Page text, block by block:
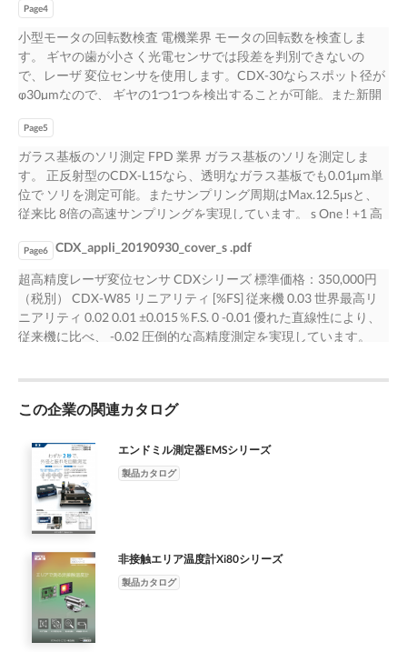
定値をもとに制御することが可能です。さらに新開発の受光素子
ATMOSはフィードバックレスの高速シャッターを実現している
ので、 金属光沢面や凸凹がある場合でも、一瞬の測定不能や応
答の遅れが ない測定を実現しています。 s One ! +1 安定性 型
式：CDX-W150 測定距離：150±40mm 一瞬の測定不能をなくす
分 解 能：0.2μm フィードバックレスの高速シャッター トランス
ミッション部分の 自動車業界 平坦度測定 トランスミッション部
分の平坦度を測定します。 従来は接触式の変位センサでないと
必要な精度が得られません でしたが、世界最高リニアリティの
CDXなら非接触でも高精度測定が 可能。接触式の欠点である
「耐久性」や「メンテナンス性」の問題を 非接触測定により解
決しています。 s One ! +1 耐久性 型 式：CDX-W85 メンテナンス
性 測定距離：85±20mm 接触式に比べ、 分 解 能：0.1μm 耐久
性・メンテナンス性を向上 Plu Plu Plu
測定距離：85±20mm クラス1レーザで 分 解 能：0.1μm 目の安全
性を確保 大径ドリルのフレ量測定 機械業界 大径ドリルのフレ量
を測定します。 フレ量が大きいと加工精度が著しく低下してし
まいますが、CDXで 測定することにより精度低下の予知保全を
実現します。またサンプ リング周期がMax.12.5μsと当社従来比8
で回転するワークでも確実に 変位量をとらえることが可能で
す。 s One ! +1 高速 型 式：CDX-W30 測定距離：30±5mm サン
プリング周期 分 解 能：0.05μm Max.12.5μs 引張圧縮試験機の 機
械業界 静的試験 試験片の伸び量の測定を行います。 CDXは測定
距離85mmで0.1μmと高分解能なので、わずかな変位量 でも測定
が可能。もし2台のセンサで測定する場合でも、新機能「同時 測
定機能」により正確に同じタイミングで測定することができ、タ
イ ミングのズレなく測定値を取得することができるようになり
ました。 s One ! +1 多機能 型 式：CDX-W85 測定距離：
85±20mm 「同時測定機能」で 分 解 能：0.1μm 2台の測定タイミ
ングを簡単同期 Plu Plu Plu
Page4
小型モータの回転数検査 電機業界 モータの回転数を検査しま
す。 ギヤの歯が小さく光電センサでは段差を判別できないの
で、レーザ 変位センサを使用します。CDX-30ならスポット径が
φ30μmなので、 ギヤの1つ1つを検出することが可能。また新開
実現しているので、 一瞬の測定不能や応答の遅れがない測定を
実現しています。 s One ! 型 式 1：CDX-30 + 測定距離 安定性：
30±5mm 分 解 能：0.05μm 一瞬の測定不能をなくす スポット
径：φ30μm フィードバックレスの高速シャッター モータの振動
量測定 電機業界 モータが正確に組立てられているかどうかを検
確に組立てられて いない場合に発生するシャフトやボディの振
CDX-W30 測定距離：30±5mm サンプリング周期 分 解 能：
0.05μm Max.12.5μs 大型ガラスの高さ測定 FPD 業界 大型ガラス
の高さをスキャンしながら測定します。 CDXではサンプリング
周期がMax.12.5μsと、当社従来比8分の1に 高速化。従来品では
なら1秒で全周をスキャンすることが可能です。 s One ! +1 高速
型 式：CDX-L15 測定距離：15±1mm サンプリング周期 分 解
能：0.01μm Max.12.5μs Plu Plu Plu
Page5
ガラス基板のソリ測定 FPD 業界 ガラス基板のソリを測定しま
す。 正反射型のCDX-L15なら、透明なガラス基板でも0.01μm単
位で ソリを測定可能。またサンプリング周期はMax.12.5μsと、
従来比 8倍の高速サンプリングを実現しています。 s One ! +1 高
能：0.01μm Max.12.5μs ゴムシートの継ぎ目検出 ゴム業界 黒ゴ
ムの継ぎ目における高さの変位量を測定します。 CDXはその高
い受光感度により、クラス1レーザでも光沢のある 黒ゴムの継ぎ
目や段差の測定が可能です。目に対する安全性を確保 しなが
ら、黒色ワークでの高い測定安定性を実現しています。 s One !
+1 高感度 型 式：CDX-W85 測定距離：85±20mm クラス1レーザ
他 建築模型の振動量を測定します。 CDXは1秒間に8万回測定す
ることができるので、高速で振動する ワークでも確実に振動量
までの測定値をストレージできるので、測定データの 閲覧やCSV
ファイルのダウンロードが簡単に行えます。 s One ! +1 多機能 型
式：CDX-W150 測定距離：150±40mm 内蔵のストレージ機能で
分 解 能：0.2μm 測定データの閲覧・参照が簡単 Plu Plu Plu
Page6 CDX_appli_20190930_cover_s .pdf
超高精度レーザ変位センサ CDXシリーズ 標準価格：350,000円
（税別） CDX-W85 リニアリティ [%FS] 従来機 0.03 世界最高リ
ニアリティ 0.02 0.01 ±0.015％F.S. 0 -0.01 優れた直線性により、
従来機に比べ、 -0.02 圧倒的な高精度測定を実現しています。
ト コントローラを使わずダイレクトにEthernet接続 WEBサーバ
能 型 式 スポット CDX-L15 正反射 15±1mm 0.01μm ワイド
CDX-LW15 スポット ショートレンジ 正反射設置 ： 25.5±3.0mm
CDX-30 0.05μm ワイド 拡散反射設置 ： 30±5mm CDX-W30 スポ
ット ミドルレンジ 正反射設置 ： 81.5±10mm CDX-85 0.1μm ワ
イド 拡散反射設置 ： 85±20mm CDX-W85 スポット CDX-150 ロ
を承ります。詳しくは下記連絡先へお問い合わせください。 オ
プテックス・エフエー株式会社 本 社 〒600-8815 京都市下京区
中堂寺粟田町91京都リサーチパーク9号館 名古屋営業所 〒450-
0003 名古屋市中村区名駅南2-14-19 住友生命名古屋ビル6Ｆ
TEL（075）325-2920 FAX （075）325-2921 TEL（052）589-
この企業の関連カタログ
エンドミル測定器EMSシリーズ
製品カタログ
非接触エリア温度計Xi80シリーズ
製品カタログ